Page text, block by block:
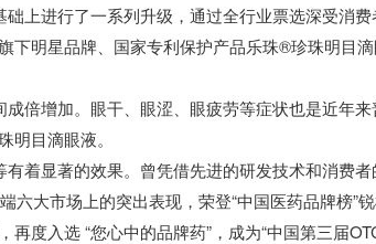
上进行了一系列升级，通过全行业票选深受消费
下明星品牌、国家专利保护产品乐珠®珍珠明目
倍增加。眼干、眼涩、眼疲劳等症状也是近年
目滴眼液。
着显著的效果。曾凭借先进的研发技术和消费
六大市场上的突出表现，荣登“中国医药品牌榜”
再度入选“您心中的品牌药”，成为“中国第三届